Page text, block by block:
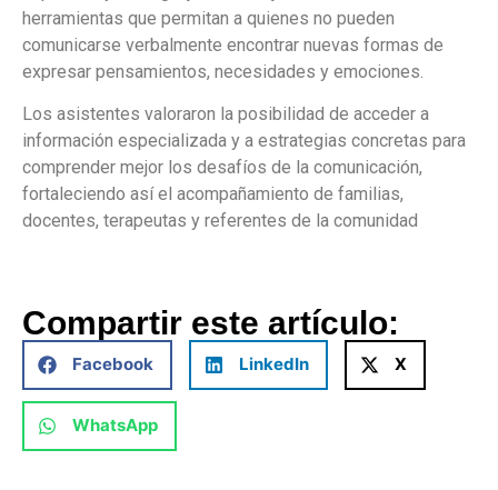
herramientas que permitan a quienes no pueden
comunicarse verbalmente encontrar nuevas formas de
expresar pensamientos, necesidades y emociones.
Los asistentes valoraron la posibilidad de acceder a
información especializada y a estrategias concretas para
comprender mejor los desafíos de la comunicación,
fortaleciendo así el acompañamiento de familias,
docentes, terapeutas y referentes de la comunidad
Compartir este artículo:
Facebook LinkedIn X
WhatsApp